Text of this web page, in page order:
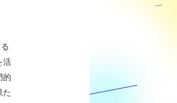
活
的
た